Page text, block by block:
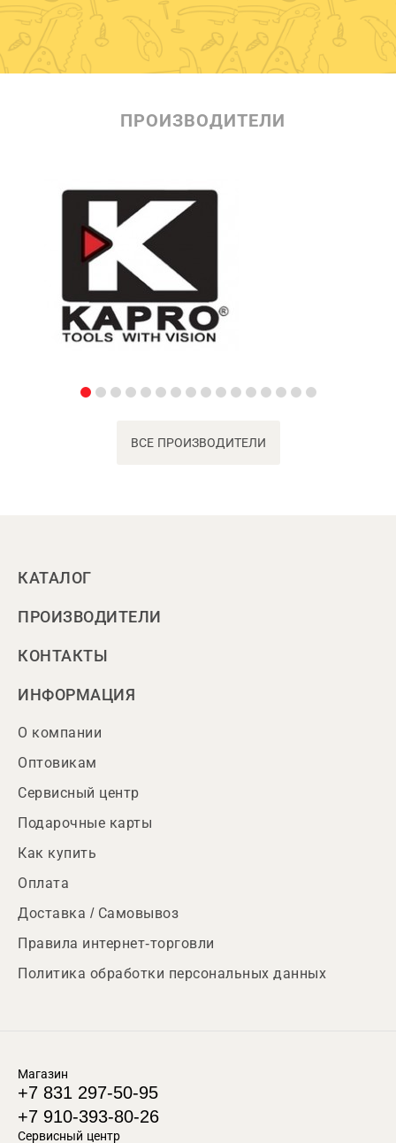
ПРОИЗВОДИТЕЛИ
ВСЕ ПРОИЗВОДИТЕЛИ
КАТАЛОГ
ПРОИЗВОДИТЕЛИ
КОНТАКТЫ
ИНФОРМАЦИЯ
О компании
Оптовикам
Сервисный центр
Подарочные карты
Как купить
Оплата
Доставка / Самовывоз
Правила интернет-торговли
Политика обработки персональных данных
Магазин
+7 831 297-50-95
+7 910-393-80-26
Сервисный центр